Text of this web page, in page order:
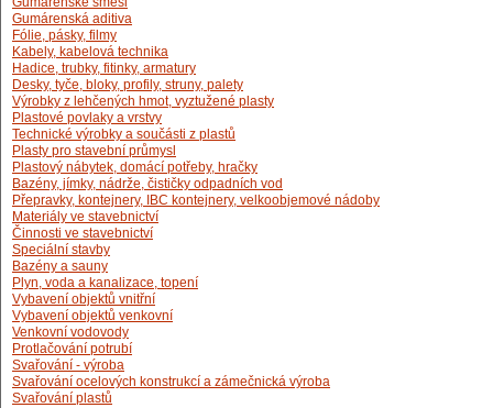
Gumárenská aditiva
Fólie, pásky, filmy
Kabely, kabelová technika
Hadice, trubky, fitinky, armatury
Desky, tyče, bloky, profily, struny, palety
Výrobky z lehčených hmot, vyztužené plasty
Plastové povlaky a vrstvy
Technické výrobky a součásti z plastů
Plasty pro stavební průmysl
Plastový nábytek, domácí potřeby, hračky
Bazény, jímky, nádrže, čističky odpadních vod
Přepravky, kontejnery, IBC kontejnery, velkoobjemové nádoby
Materiály ve stavebnictví
Činnosti ve stavebnictví
Speciální stavby
Bazény a sauny
Plyn, voda a kanalizace, topení
Vybavení objektů vnitřní
Vybavení objektů venkovní
Venkovní vodovody
Protlačování potrubí
Svařování - výroba
Svařování ocelových konstrukcí a zámečnická výroba
Svařování plastů